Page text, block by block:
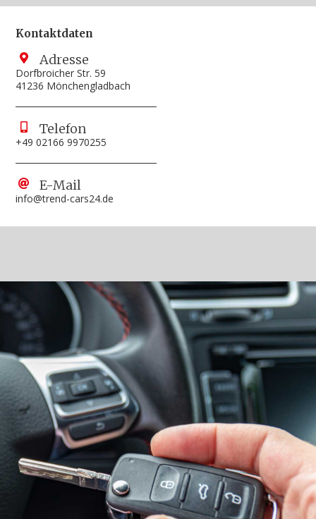
Kontaktdaten
Adresse
Dorfbroicher Str. 59
41236 Mönchengladbach
Telefon
+49 02166 9970255
E-Mail
info@trend-cars24.de